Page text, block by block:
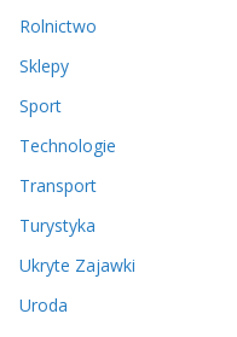
Rolnictwo
Sklepy
Sport
Technologie
Transport
Turystyka
Ukryte Zajawki
Uroda